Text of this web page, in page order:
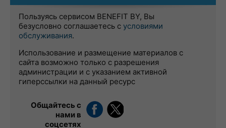
Пользуясь сервисом BENEFIT BY, Вы
безусловно соглашаетесь с условиями
обслуживания.
Использование и размещение материалов с
сайта возможно только с разрешения
администрации и с указанием активной
гиперссылки на данный ресурс
Общайтесь с
нами в
соцсетях